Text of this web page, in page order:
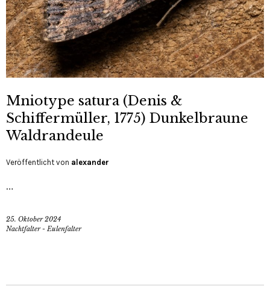
Mniotype satura (Denis &
Schiffermüller, 1775) Dunkelbraune
Waldrandeule
Veröffentlicht von alexander
…
25. Oktober 2024
Nachtfalter - Eulenfalter